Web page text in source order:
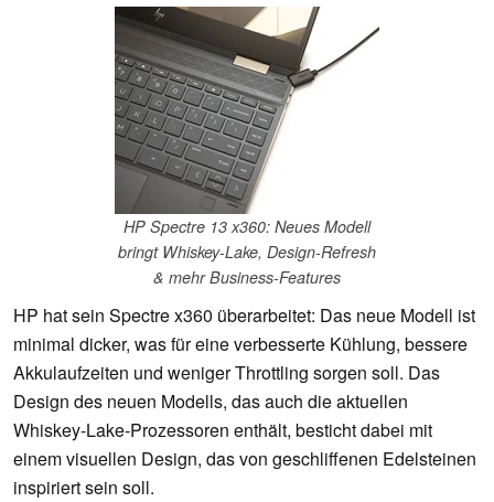
HP Spectre 13 x360: Neues Modell
bringt Whiskey-Lake, Design-Refresh
& mehr Business-Features
HP hat sein Spectre x360 überarbeitet: Das neue Modell ist
minimal dicker, was für eine verbesserte Kühlung, bessere
Akkulaufzeiten und weniger Throttling sorgen soll. Das
Design des neuen Modells, das auch die aktuellen
Whiskey-Lake-Prozessoren enthält, besticht dabei mit
einem visuellen Design, das von geschliffenen Edelsteinen
inspiriert sein soll.